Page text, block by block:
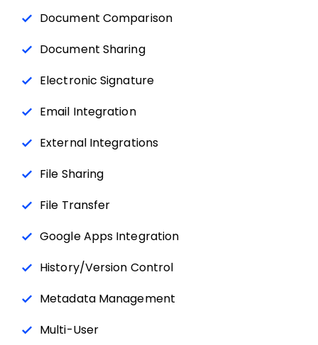
Document Comparison
Document Sharing
Electronic Signature
Email Integration
External Integrations
File Sharing
File Transfer
Google Apps Integration
History/Version Control
Metadata Management
Multi-User